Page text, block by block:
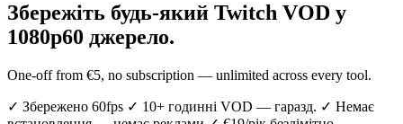
Збережіть будь-який Twitch VOD у
1080p60 джерело.
One-off from €5, no subscription — unlimited across every tool.
✓ Збережено 60fps ✓ 10+ годинні VOD — гаразд. ✓ Немає